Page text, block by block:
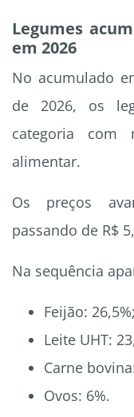
Legumes
em 2026
No acumulado
de 2026, os
categoria com
alimentar.
Os preços
passando de R$
Na sequência
Feijão: 26,5%;
Leite UHT:
Carne
Ovos: 6%.